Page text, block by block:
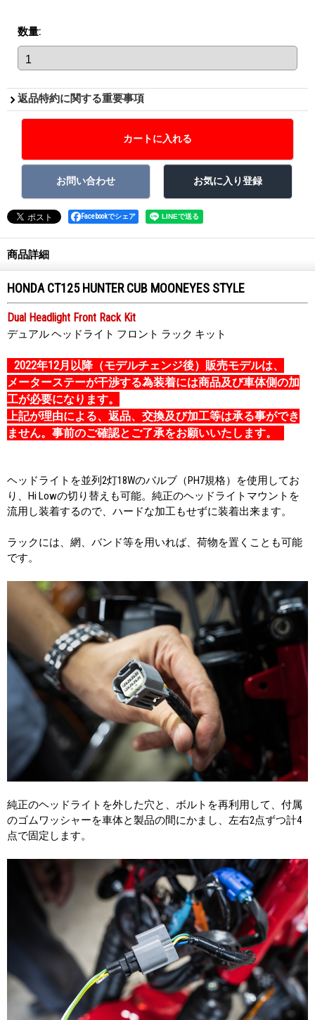
数量:
返品特約に関する重要事項
Facebookでシェア
商品詳細
HONDA CT125 HUNTER CUB MOONEYES STYLE
Dual Headlight Front Rack Kit
デュアル ヘッドライト フロント ラック キット
2022年12月以降（モデルチェンジ後）販売モデルは、
メーターステーが干渉する為装着には商品及び車体側の加
工が必要になります。
上記が理由による、返品、交換及び加工等は承る事ができ
ません。事前のご確認とご了承をお願いいたします。
ヘッドライトを並列2灯18Wのバルブ（PH7規格）を使用してお
り、Hi Lowの切り替えも可能。純正のヘッドライトマウントを
流用し装着するので、ハードな加工もせずに装着出来ます。
ラックには、網、バンド等を用いれば、荷物を置くことも可能
です。
純正のヘッドライトを外した穴と、ボルトを再利用して、付属
のゴムワッシャーを車体と製品の間にかまし、左右2点ずつ計4
点で固定します。